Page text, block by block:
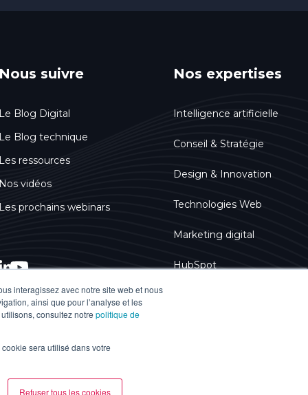
interagissez avec notre site web et nous
ainsi que pour l’analyse et les
consultez notre politique de
sera utilisé dans votre
Refuser tous les cookies
Nous suivre
Le Blog Digital
Le Blog technique
Les ressources
Nos vidéos
Les prochains webinars
Nos expertises
Intelligence artificielle
Conseil & Stratégie
Design & Innovation
Technologies Web
Marketing digital
HubSpot